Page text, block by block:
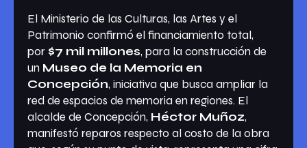
El Ministerio de las Culturas, las Artes y el
Patrimonio confirmó el financiamiento total,
por $7 mil millones, para la construcción de
un Museo de la Memoria en
Concepción, iniciativa que busca ampliar la
red de espacios de memoria en regiones. El
alcalde de Concepción, Héctor Muñoz,
manifestó reparos respecto al costo de la obra